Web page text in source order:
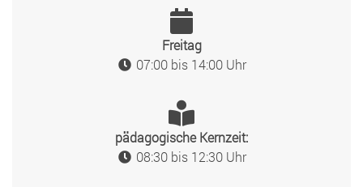
Freitag
07:00 bis 14:00 Uhr
pädagogische Kernzeit:
08:30 bis 12:30 Uhr